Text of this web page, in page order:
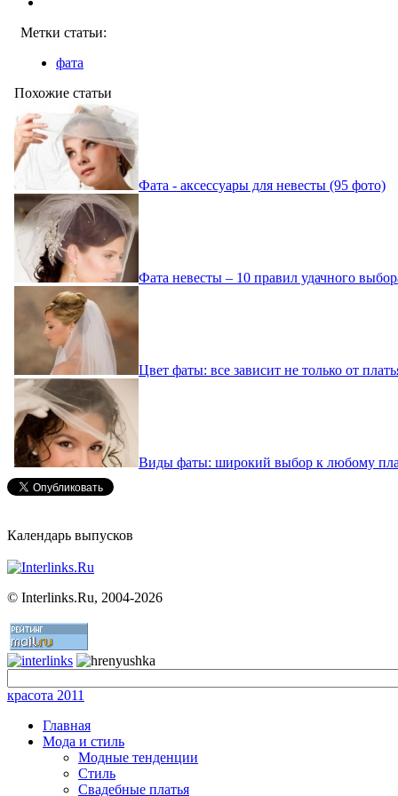
Метки статьи:
фата
Похожие статьи
Фата - аксессуары для невесты (95 фото)
Фата невесты – 10 правил удачного
Цвет фаты: все зависит не только от
Виды фаты: широкий выбор к любому
Календарь выпусков
© Interlinks.Ru, 2004-2026
красота 2011
Главная
Мода и стиль
Модные тенденции
Стиль
Свадебные платья